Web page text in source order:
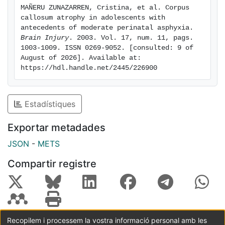
MAÑERU ZUNAZARREN, Cristina, et al. Corpus
callosum atrophy in adolescents with
Brain Injury. 2003. Vol. 17, num. 11, pags.
1003-1009. ISSN 0269-9052. [consulted: 9 of
August of 2026]. Available at:
https://hdl.handle.net/2445/226900
Estadístiques
Exportar metadades
JSON - METS
Compartir registre
Recopilem i processem la vostra informació personal amb les